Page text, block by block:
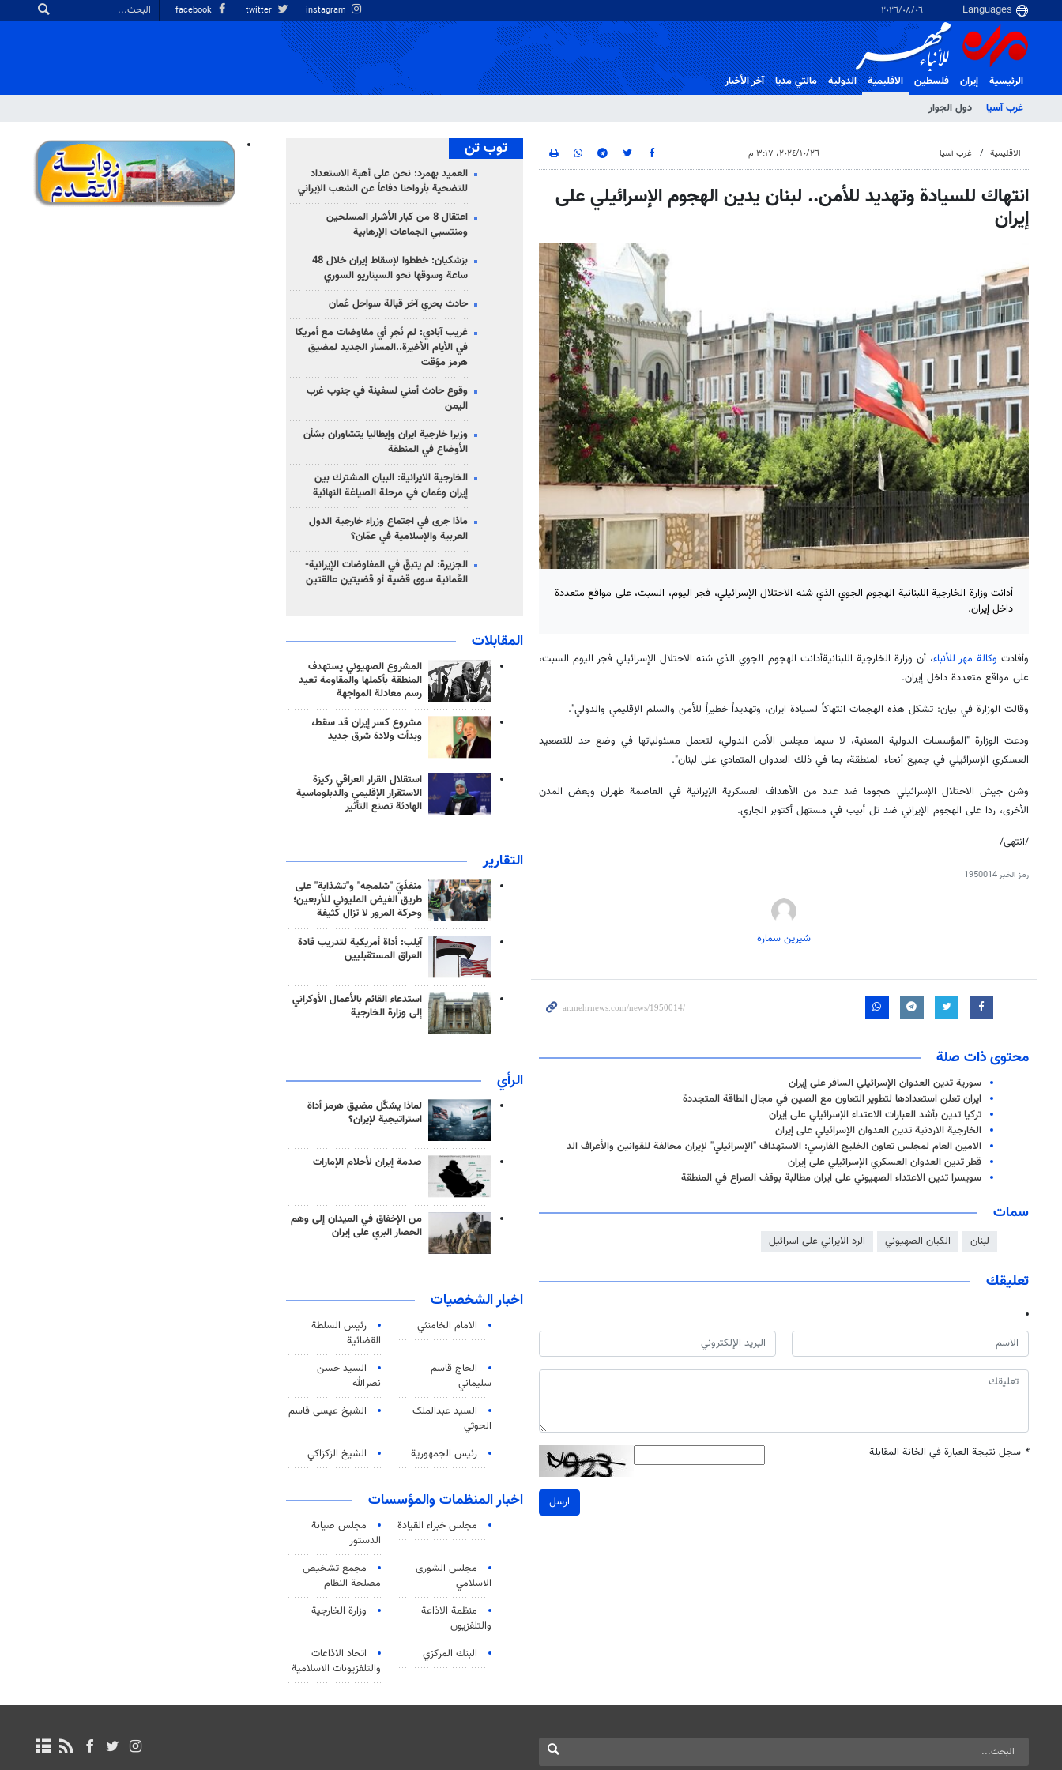
٠٦‏/٠٨‏/٢٠٢٦
الرئيسية إيران فلسطین
الاقلیمیة
غرب آسیا
دول الجوار
الدولية مالتي مدیا آخر الأخبار
الاقلیمیة غرب آسیا ٢٦‏/١٠‏/٢٠٢٤، ٣:١٧ م
انتهاك للسيادة وتهديد للأمن.. لبنان يدين الهجوم الإسرائيلي على
إيران
أدانت وزارة الخارجية اللبنانية الهجوم الجوي الذي شنه الاحتلال الإسرائيلي، فجر اليوم، السبت، على مواقع متعددة
داخل إيران.
وأفادت وكالة مهر للأنباء، أن وزارة الخارجية اللبنانيةأدانت الهجوم الجوي الذي شنه الاحتلال الإسرائيلي فجر اليوم السبت،
على مواقع متعددة داخل إيران.
وقالت الوزارة في بيان: تشكل هذه الهجمات انتهاكاً لسيادة ايران، وتهديداً خطيراً للأمن والسلم الإقليمي والدولي".
ودعت الوزارة "المؤسسات الدولية المعنية، لا سيما مجلس الأمن الدولي، لتحمل مسئولياتها في وضع حد للتصعيد
العسكري الإسرائيلي في جميع أنحاء المنطقة، بما في ذلك العدوان المتمادي على لبنان".
وشن جيش الاحتلال الإسرائيلي هجوما ضد عدد من الأهداف العسكرية الإيرانية في العاصمة طهران وبعض المدن
الأخرى، ردا على الهجوم الإيراني ضد تل أبيب في مستهل أكتوبر الجاري.
/انتهى/
رمز الخبر1950014
شیرین سماره
محتوى ذات صلة
سورية تدين العدوان الإسرائيلي السافر على إيران
ايران تعلن استعدادها لتطوير التعاون مع الصين في مجال الطاقة المتجددة
تركيا تدين بأشد العبارات الاعتداء الإسرائيلي على إيران
الخارجية الاردنية تدين العدوان الإسرائيلي على إيران
الامين العام لمجلس تعاون الخليج الفارسي: الاستهداف "الإسرائيلي" لإيران مخالفة للقوانين والأعراف الد
قطر تدين العدوان العسكري الإسرائيلي على إيران
سويسرا تدين الاعتداء الصهيوني على ايران مطالبة بوقف الصراع في المنطقة
سمات
لبنان الكيان الصهيوني الرد الايراني على اسرائيل
تعليقك
* سجل نتيجة العبارة في الخانة المقابلة
ارسل
توب تن
العميد بهمرد: نحن على أهبة الاستعداد
للتضحية بأرواحنا دفاعاً عن الشعب الإيراني
اعتقال 8 من كبار الأشرار المسلحين
ومنتسبي الجماعات الإرهابية
بزشكيان: خططوا لإسقاط إيران خلال 48
ساعة وسوقها نحو السيناريو السوري
حادث بحري آخر قبالة سواحل عُمان
غريب آبادي: لم نُجرِ أي مفاوضات مع أمريكا
في الأيام الأخيرة..المسار الجديد لمضيق
هرمز مؤقت
وقوع حادث أمني لسفينة في جنوب غرب
اليمن
وزيرا خارجية ايران وإيطاليا يتشاوران بشأن
الأوضاع في المنطقة
الخارجية الايرانية: البيان المشترك بين
إيران وعُمان في مرحلة الصياغة النهائية
ماذا جرى في اجتماع وزراء خارجية الدول
العربية والإسلامية في عمّان؟
الجزيرة: لم يتبقّ في المفاوضات الإيرانية-
العُمانية سوى قضية أو قضيتين عالقتين
المقابلات
المشروع الصهيوني يستهدف
المنطقة بأكملها والمقاومة تعيد
رسم معادلة المواجهة
مشروع كسر إيران قد سقط،
وبدأت ولادة شرق جديد
استقلال القرار العراقي ركيزة
الاستقرار الإقليمي والدبلوماسية
الهادئة تصنع التأثير
التقارير
منفذَيّ "شلمجه" و"تشذابة" على
طريق الفيض المليوني للأربعين؛
وحركة المرور لا تزال كثيفة
آيلب: أداة أمريكية لتدريب قادة
العراق المستقبليين
استدعاء القائم بالأعمال الأوكراني
إلى وزارة الخارجية
الرأي
لماذا يشكّل مضيق هرمز أداة
استراتيجية لإيران؟
صدمة إيران لأحلام الإمارات
من الإخفاق في الميدان إلى وهم
الحصار البري على إيران
اخبار الشخصيات
الامام الخامنئي
رئیس السلطة
القضائیة
الحاج قاسم
سليماني
السيد حسن
نصرالله
السید عبدالملک
الحوثي
الشيخ عيسى قاسم
رئيس الجمهورية الشيخ الزكزاكي
اخبار المنظمات والمؤسسات
مجلس خبراء القيادة
مجلس صيانة
الدستور
مجلس الشورى
الاسلامي
مجمع تشخيص
مصلحة النظام
منظمة الاذاعة
والتلفزیون
وزارة الخارجية
البنك المركزي
اتحاد الاذاعات
والتلفزيونات الاسلامية